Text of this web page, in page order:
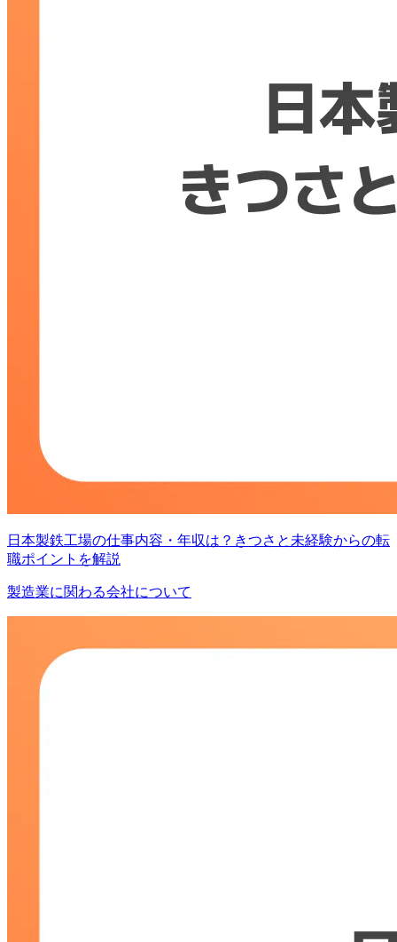
日本製鉄工場の仕事内容・年収は？きつさと未経験からの転
職ポイントを解説
製造業に関わる会社について